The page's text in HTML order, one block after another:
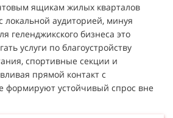
ящикам жилых кварталов
локальной аудиторией, минуя
геленджикского бизнеса это
услуги по благоустройству
спортивные секции и
прямой контакт с
формируют устойчивый спрос вне